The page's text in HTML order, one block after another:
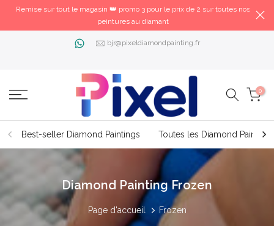
Remise sur tout le magasin 👑 promo 3 pour le prix de 2 sur toutes nos
peintures au diamant
bjr@pixeldiamondpainting.fr
0
Best-seller Diamond Paintings Toutes les Diamond Paintings
Diamond Painting Frozen
Page d'accueil Frozen